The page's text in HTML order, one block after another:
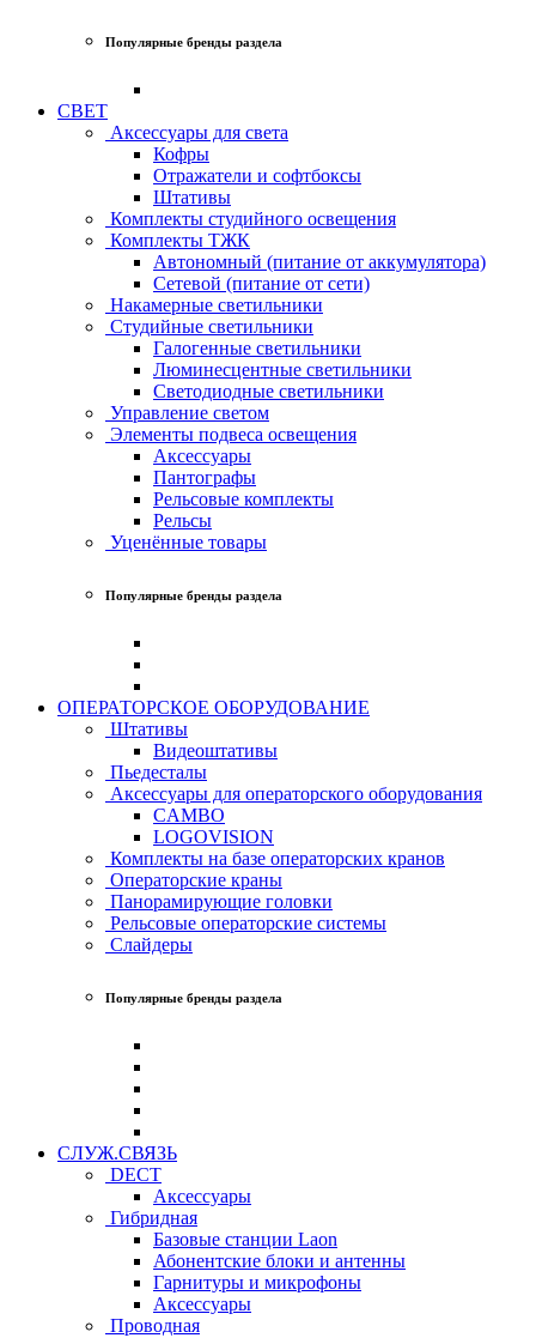
Популярные бренды раздела
СВЕТ
Аксессуары для света
Кофры
Отражатели и софтбоксы
Штативы
Комплекты студийного освещения
Комплекты ТЖК
Автономный (питание от аккумулятора)
Сетевой (питание от сети)
Накамерные светильники
Студийные светильники
Галогенные светильники
Люминесцентные светильники
Светодиодные светильники
Управление светом
Элементы подвеса освещения
Аксессуары
Пантографы
Рельсовые комплекты
Рельсы
Уценённые товары
Популярные бренды раздела
ОПЕРАТОРСКОЕ ОБОРУДОВАНИЕ
Штативы
Видеоштативы
Пьедесталы
Аксессуары для операторского оборудования
CAMBO
LOGOVISION
Комплекты на базе операторских кранов
Операторские краны
Панорамирующие головки
Рельсовые операторские системы
Слайдеры
Популярные бренды раздела
СЛУЖ.СВЯЗЬ
DECT
Аксессуары
Гибридная
Базовые станции Laon
Абонентские блоки и антенны
Гарнитуры и микрофоны
Аксессуары
Проводная